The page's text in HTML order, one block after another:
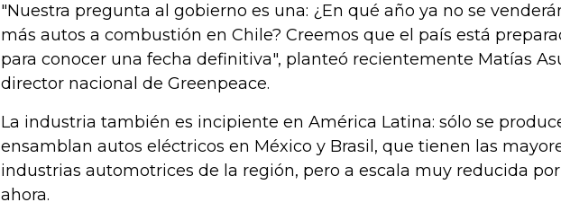
"Nuestra pregunta al gobierno es una: ¿En qué año ya no se
más autos a combustión en Chile? Creemos que el país está
para conocer una fecha definitiva", planteó recientemente Matías
director nacional de Greenpeace.
La industria también es incipiente en América Latina: sólo se
ensamblan autos eléctricos en México y Brasil, que tienen las
industrias automotrices de la región, pero a escala muy reducida por
ahora.